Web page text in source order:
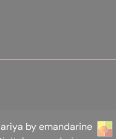
by emandarine